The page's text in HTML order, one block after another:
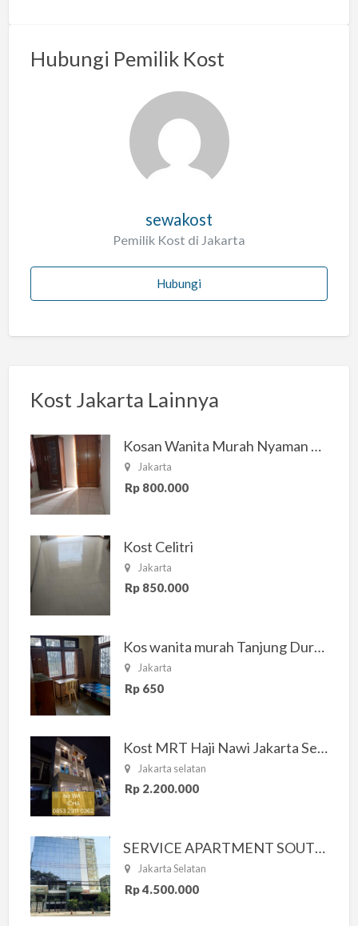
Hubungi Pemilik Kost
sewakost
Pemilik Kost di Jakarta
Hubungi
Kost Jakarta Lainnya
Kosan Wanita Murah Nyaman di Jakarta Selatan
Jakarta
Rp 800.000
Kost Celitri
Jakarta
Rp 850.000
Kos wanita murah Tanjung Duren Jakarta Barat
Jakarta
Rp 650
Kost MRT Haji Nawi Jakarta Selatan
Jakarta selatan
Rp 2.200.000
SERVICE APARTMENT SOUTH RESIDENCE
Jakarta Selatan
Rp 4.500.000